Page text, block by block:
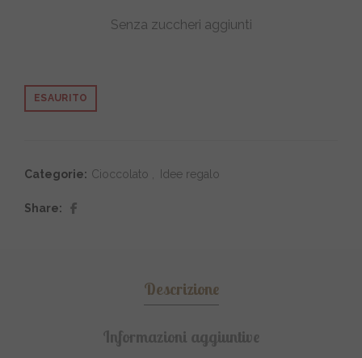
Senza zuccheri aggiunti
ESAURITO
Categorie: Cioccolato Idee regalo
Share
Descrizione
Informazioni aggiuntive